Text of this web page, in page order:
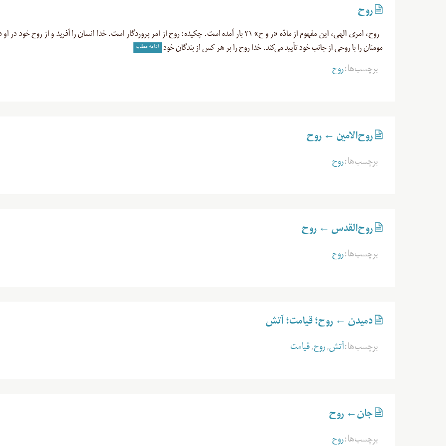
روح
روح، امری الهی، این مفهوم از مادّه «ر و ح» ۲۱ بار آمده است. چکیده: روح از امر پروردگار است. خدا انسان را آفرید و از روح خود در
مومنان را با روحی از جانب خود تأیید می‌کند. خدا روح را بر هر کس از بندگان خود
ادامه مطلب
برچسب‌ها:روح
روح‌الامين ← روح
برچسب‌ها:روح
روح‌القدس ← روح
برچسب‌ها:روح
دميدن ← روح؛ قيامت؛ آتش
برچسب‌ها:آتش, روح, قيامت
جان← روح
برچسب‌ها:روح